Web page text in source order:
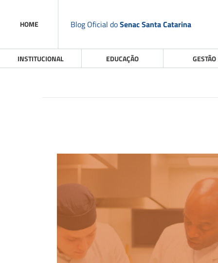
HOME Blog Oficial doSenac Santa Catarina
INSTITUCIONAL EDUCAÇÃO GESTÃO